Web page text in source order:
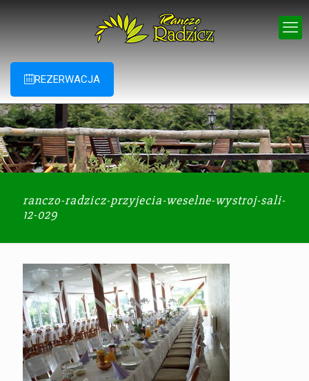
REZERWACJA
ranczo-radzicz-przyjecia-weselne-wystroj-sali-
12-029